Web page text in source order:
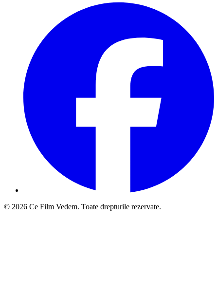
© 2026 Ce Film Vedem. Toate drepturile rezervate.